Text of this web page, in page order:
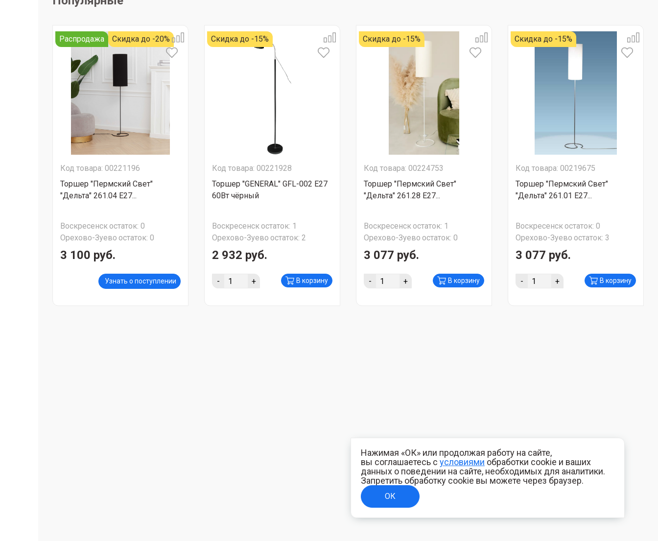
Распродажа Скидка до -20%
Код товара: 00221196
Торшер "Пермский Свет"
"Дельта" 261.04 Е27...
Воскресенскостаток: 0
Орехово-Зуево остаток: 0
3 100 руб.
Узнать о поступлении
Скидка до -15%
Код товара: 00221928
Торшер "GENERAL" GFL-002 Е27
60Вт чёрный
Воскресенскостаток: 1
Орехово-Зуево остаток: 2
2 932 руб.
- + В корзину
Скидка до -15%
Код товара: 00224753
Торшер "Пермский Свет"
"Дельта" 261.28 Е27...
Воскресенскостаток: 1
Орехово-Зуево остаток: 0
3 077 руб.
- + В корзину
Скидка до -15%
Код товара: 00219675
Торшер "Пермский Свет"
"Дельта" 261.01 Е27...
Воскресенскостаток: 0
Орехово-Зуево остаток: 3
3 077 руб.
- + В корзину
Нажимая «ОК» или продолжая работу на сайте,
вы соглашаетесь с условиями обработки cookie и ваших
данных о поведении на сайте, необходимых для аналитики.
Запретить обработку cookie вы можете через браузер.
ОК